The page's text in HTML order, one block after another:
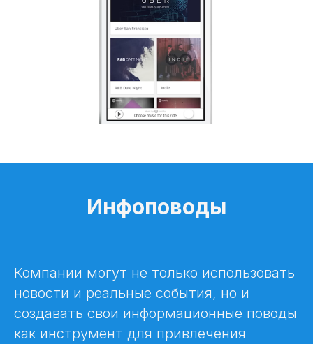
Инфоповоды
Компании могут не только использовать
новости и реальные события, но и
создавать свои информационные поводы
как инструмент для привлечения